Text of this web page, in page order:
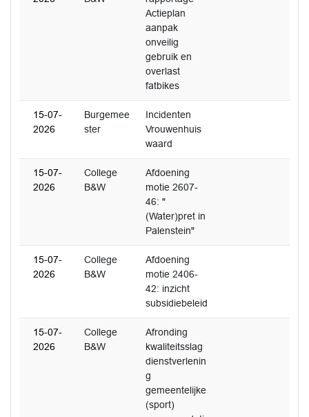
Actieplan
aanpak
onveilig
gebruik en
overlast
fatbikes
15-07-
2026
Burgemee
ster
Incidenten
Vrouwenhuis
waard
15-07-
2026
College
B&W
Afdoening
motie 2607-
46: "
(Water)pret in
Palenstein"
15-07-
2026
College
B&W
Afdoening
motie 2406-
42: inzicht
subsidiebeleid
15-07-
2026
College
B&W
Afronding
kwaliteitsslag
dienstverlenin
g
gemeentelijke
(sport)